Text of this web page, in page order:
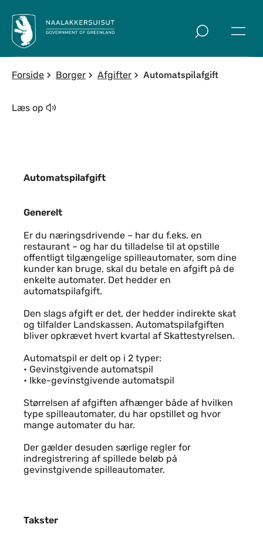
Forside Borger Afgifter Automatspilafgift
Læs op
Automatspilafgift
Generelt
Generelt
Er du næringsdrivende – har du f.eks. en
restaurant – og har du tilladelse til at opstille
offentligt tilgængelige spilleautomater, som dine
kunder kan bruge, skal du betale en afgift på de
enkelte automater. Det hedder en
automatspilafgift.
Den slags afgift er det, der hedder indirekte skat
og tilfalder Landskassen. Automatspilafgiften
bliver opkrævet hvert kvartal af Skattestyrelsen.
Automatspil er delt op i 2 typer:
• Gevinstgivende automatspil
• Ikke-gevinstgivende automatspil
Størrelsen af afgiften afhænger både af hvilken
type spilleautomater, du har opstillet og hvor
mange automater du har.
Der gælder desuden særlige regler for
indregistrering af spillede beløb på
gevinstgivende spilleautomater.
Takster
Takster